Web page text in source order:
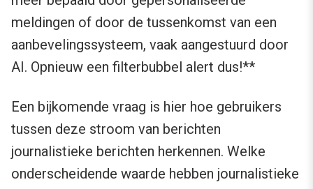
meldingen of door de tussenkomst van een
aanbevelingssysteem, vaak aangestuurd door
AI. Opnieuw een filterbubbel alert dus!**
Een bijkomende vraag is hier hoe gebruikers
tussen deze stroom van berichten
journalistieke berichten herkennen. Welke
onderscheidende waarde hebben journalistieke